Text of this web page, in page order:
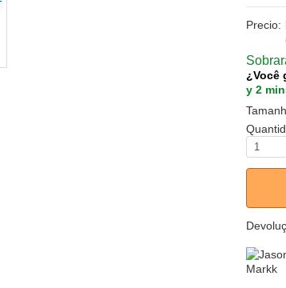
Precio:
¿Você
y 2